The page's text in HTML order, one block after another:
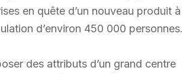
en quête d’un nouveau produit à
d’environ 450 000 personnes.
des attributs d’un grand centre